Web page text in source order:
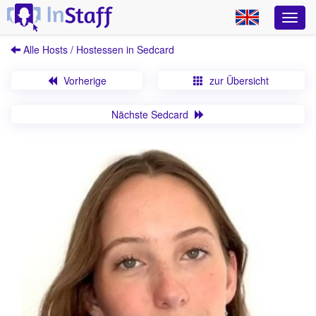
Alle Hosts / Hostessen in Sedcard
Vorherige zur Übersicht
Nächste Sedcard